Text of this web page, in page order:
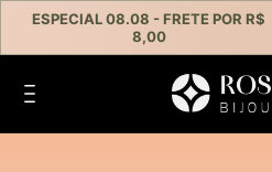
ESPECIAL 08.08 - FRETE POR R$
8,00